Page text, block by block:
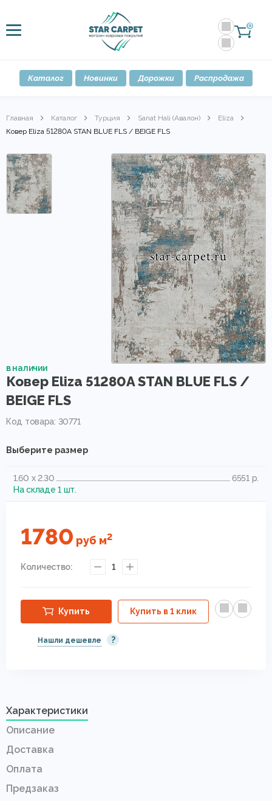
0
Каталог Новинки Дорожки Распродажа
Главная Каталог Турция Sanat Hali (Авалон)
Eliza
Ковер Eliza 51280A STAN BLUE FLS / BEIGE FLS
в наличии
Ковер Eliza 51280A STAN BLUE FLS /
BEIGE FLS
Код товара: 30771
Выберите размер
1.60 x 2.30
6551 р.
На складе 1 шт.
1780 руб м2
Количество: 1
Купить Купить в 1 клик
Нашли дешевле ?
Характеристики
Описание
Доставка
Оплата
Предзаказ